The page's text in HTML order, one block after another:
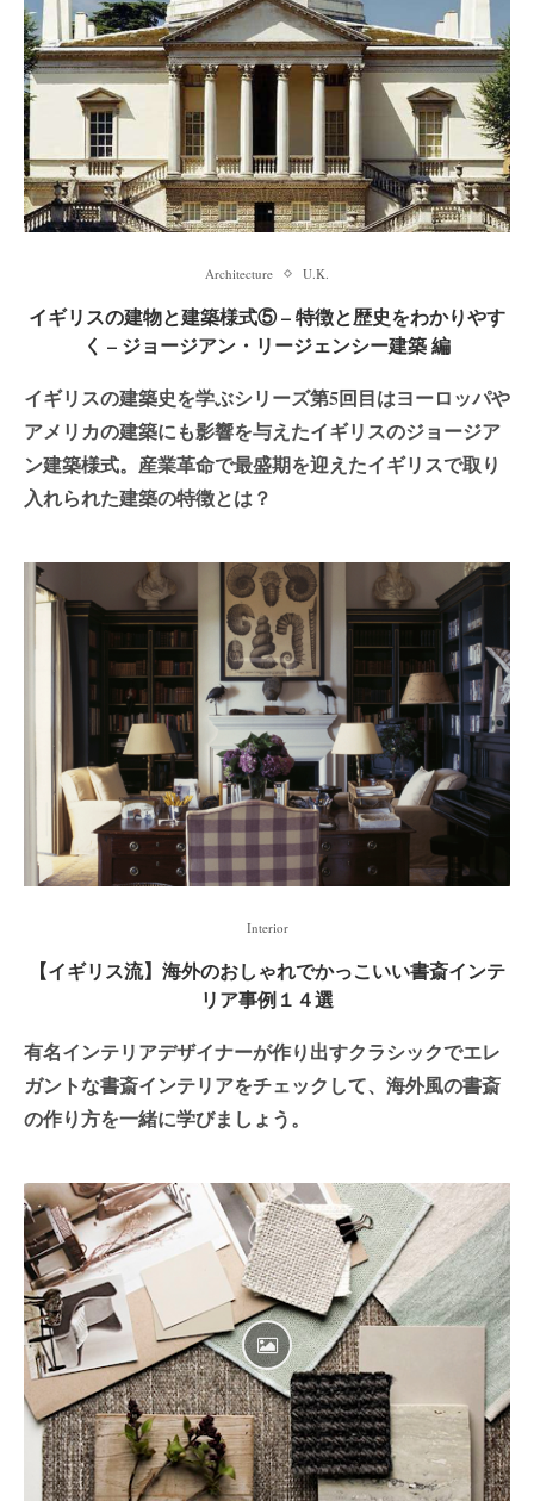
Architecture U.K.
イギリスの建物と建築様式⑤ – 特徴と歴史をわかりやす
く – ジョージアン・リージェンシー建築 編
イギリスの建築史を学ぶシリーズ第5回目はヨーロッパや
アメリカの建築にも影響を与えたイギリスのジョージア
ン建築様式。産業革命で最盛期を迎えたイギリスで取り
入れられた建築の特徴とは？
Interior
【イギリス流】海外のおしゃれでかっこいい書斎インテ
リア事例１４選
有名インテリアデザイナーが作り出すクラシックでエレ
ガントな書斎インテリアをチェックして、海外風の書斎
の作り方を一緒に学びましょう。